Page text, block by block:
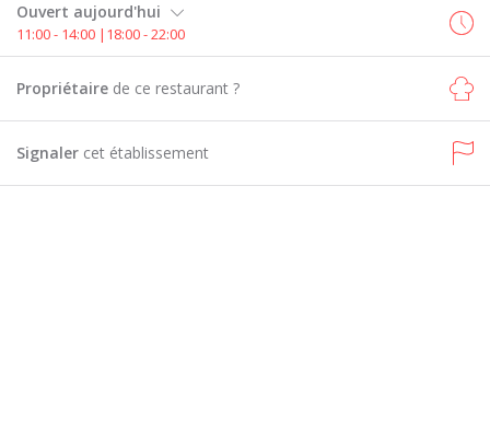
Ouvert aujourd'hui
11:00 - 14:00 |18:00 - 22:00
Propriétaire de ce restaurant ?
Signaler cet établissement